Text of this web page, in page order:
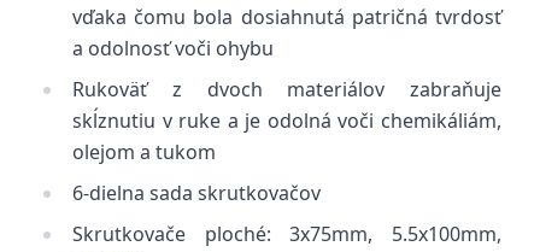
vďaka čomu bola dosiahnutá patričná tvrdosť
a odolnosť voči ohybu
Rukoväť z dvoch materiálov zabraňuje
skĺznutiu v ruke a je odolná voči chemikáliám,
olejom a tukom
6-dielna sada skrutkovačov
Skrutkovače ploché: 3x75mm, 5.5x100mm,